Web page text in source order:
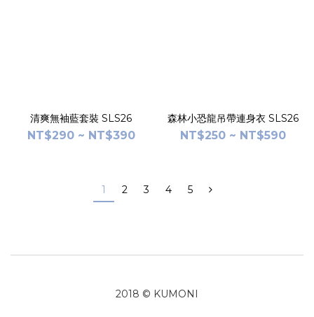
清爽無袖藍套裝 SLS26
NT$290 ~ NT$390
森林小恐龍吊帶連身衣 SLS26
NT$250 ~ NT$590
1 2 3 4 5
2018 © KUMONI